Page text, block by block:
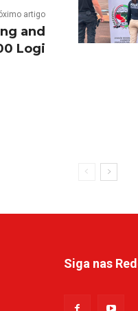
artigo
and
Logi
Siga nas